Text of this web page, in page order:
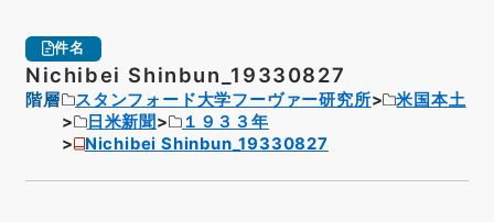
件名
Nichibei Shinbun_19330827
階層 スタンフォード大学フーヴァー研究所
米国本土
日米新聞
１９３３年
Nichibei Shinbun_19330827